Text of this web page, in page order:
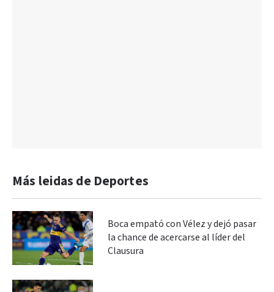
Más leidas de Deportes
Boca empató con Vélez y dejó pasar
la chance de acercarse al líder del
Clausura